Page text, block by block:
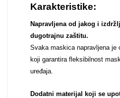
Karakteristike:
Napravljena od jakog i
dugotrajnu zaštitu.
Svaka maskica napravljena je
koji garantira fleksibilnost
uređaja.
Dodatni materijal koji se
Za njega